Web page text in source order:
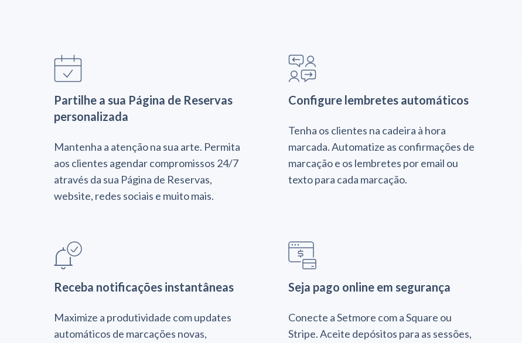
Partilhe a sua Página de Reservas
personalizada
Mantenha a atenção na sua arte. Permita
aos clientes agendar compromissos 24/7
através da sua Página de Reservas,
website, redes sociais e muito mais.
Configure lembretes automáticos
Tenha os clientes na cadeira à hora
marcada. Automatize as confirmações de
marcação e os lembretes por email ou
texto para cada marcação.
Receba notificações instantâneas
Maximize a produtividade com updates
automáticos de marcações novas,
Seja pago online em segurança
Conecte a Setmore com a Square ou
Stripe. Aceite depósitos para as sessões,